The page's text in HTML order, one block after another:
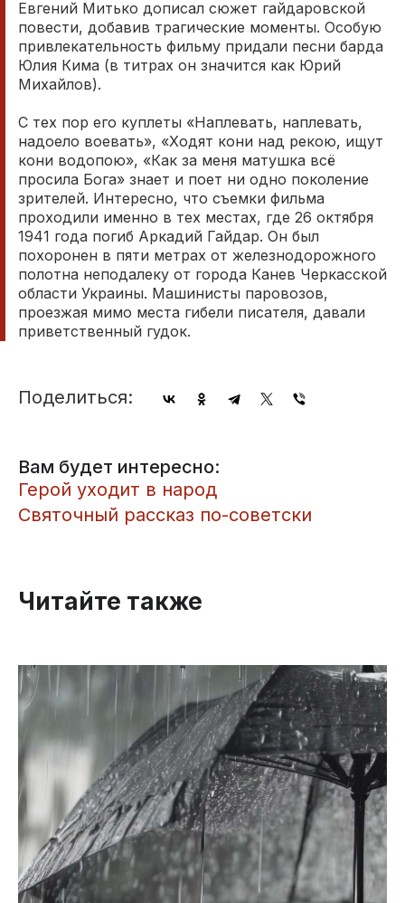
Евгений Митько дописал сюжет гайдаровской
повести, добавив трагические моменты. Особую
привлекательность фильму придали песни барда
Юлия Кима (в титрах он значится как Юрий
Михайлов).
С тех пор его куплеты «Наплевать, наплевать,
надоело воевать», «Ходят кони над рекою, ищут
кони водопою», «Как за меня матушка всё
просила Бога» знает и поет ни одно поколение
зрителей. Интересно, что съемки фильма
проходили именно в тех местах, где 26 октября
1941 года погиб Аркадий Гайдар. Он был
похоронен в пяти метрах от железнодорожного
полотна неподалеку от города Канев Черкасской
области Украины. Машинисты паровозов,
проезжая мимо места гибели писателя, давали
приветственный гудок.
Поделиться:
Вам будет интересно:
Герой уходит в народ
Cвяточный рассказ по-советски
Читайте также